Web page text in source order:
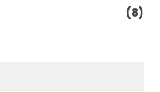
(8)